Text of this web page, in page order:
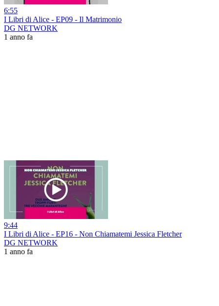
6:55
I Libri di Alice - EP09 - Il Matrimonio
DG NETWORK
1 anno fa
9:44
I Libri di Alice - EP16 - Non Chiamatemi Jessica Fletcher
DG NETWORK
1 anno fa